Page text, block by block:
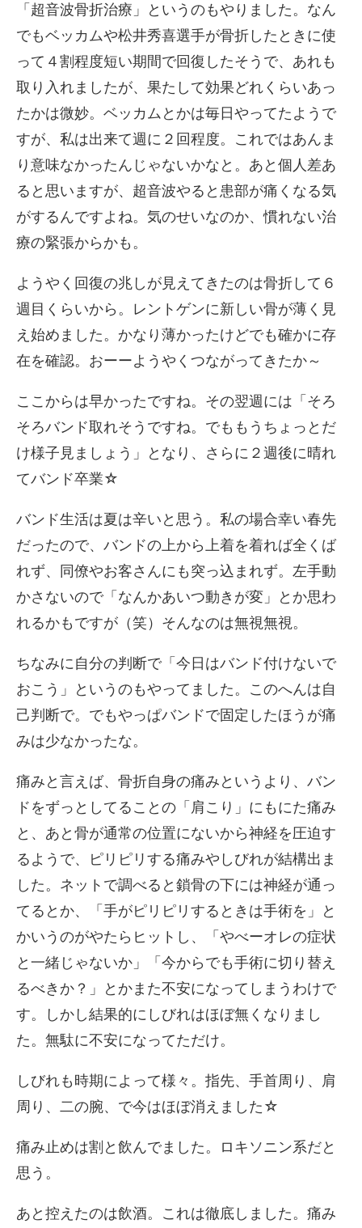
「超音波骨折治療」というのもやりました。なん
でもベッカムや松井秀喜選手が骨折したときに使
って４割程度短い期間で回復したそうで、あれも
取り入れましたが、果たして効果どれくらいあっ
たかは微妙。ベッカムとかは毎日やってたようで
すが、私は出来て週に２回程度。これではあんま
り意味なかったんじゃないかなと。あと個人差あ
ると思いますが、超音波やると患部が痛くなる気
がするんですよね。気のせいなのか、慣れない治
療の緊張からかも。
ようやく回復の兆しが見えてきたのは骨折して６
週目くらいから。レントゲンに新しい骨が薄く見
え始めました。かなり薄かったけどでも確かに存
在を確認。おーーようやくつながってきたか～
ここからは早かったですね。その翌週には「そろ
そろバンド取れそうですね。でももうちょっとだ
け様子見ましょう」となり、さらに２週後に晴れ
てバンド卒業☆
バンド生活は夏は辛いと思う。私の場合幸い春先
だったので、バンドの上から上着を着れば全くば
れず、同僚やお客さんにも突っ込まれず。左手動
かさないので「なんかあいつ動きが変」とか思わ
れるかもですが（笑）そんなのは無視無視。
ちなみに自分の判断で「今日はバンド付けないで
おこう」というのもやってました。このへんは自
己判断で。でもやっぱバンドで固定したほうが痛
みは少なかったな。
痛みと言えば、骨折自身の痛みというより、バン
ドをずっとしてることの「肩こり」にもにた痛み
と、あと骨が通常の位置にないから神経を圧迫す
るようで、ピリピリする痛みやしびれが結構出ま
した。ネットで調べると鎖骨の下には神経が通っ
てるとか、「手がピリピリするときは手術を」と
かいうのがやたらヒットし、「やべーオレの症状
と一緒じゃないか」「今からでも手術に切り替え
るべきか？」とかまた不安になってしまうわけで
す。しかし結果的にしびれはほぼ無くなりまし
た。無駄に不安になってただけ。
しびれも時期によって様々。指先、手首周り、肩
周り、二の腕、で今はほぼ消えました☆
痛み止めは割と飲んでました。ロキソニン系だと
思う。
あと控えたのは飲酒。これは徹底しました。痛み